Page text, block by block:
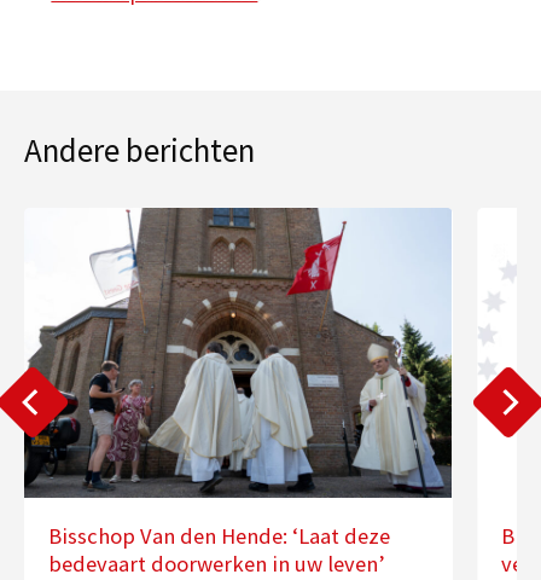
Andere berichten
Bisschop Van den Hende: ‘Laat deze
bedevaart doorwerken in uw leven’